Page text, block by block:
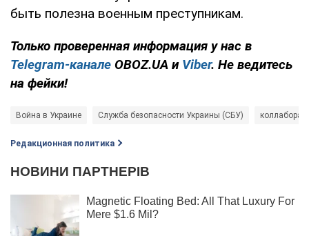
быть полезна военным преступникам.
Только проверенная информация у нас в
Telegram-канале OBOZ.UA и Viber. Не ведитесь
на фейки!
Война в Украине Служба безопасности Украины (СБУ)
Редакционная политика